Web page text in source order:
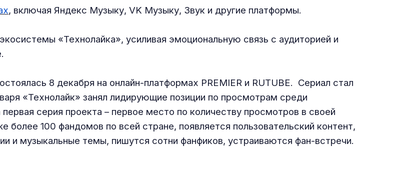
, включая Яндекс Музыку, VK Музыку, Звук и другие платформы.
«Технолайка», усиливая эмоциональную связь с аудиторией и
8 декабря на онлайн-платформах PREMIER и RUTUBE. Сериал стал
«Технолайк» занял лидирующие позиции по просмотрам среди
серия проекта – первое место по количеству просмотров в своей
более 100 фандомов по всей стране, появляется пользовательский контент,
и музыкальные темы, пишутся сотни фанфиков, устраиваются фан-встречи.